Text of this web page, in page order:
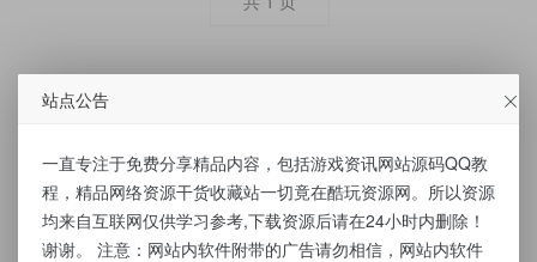
站点公告
一直专注于免费分享精品内容，包括游戏资讯网站源码QQ教
程，精品网络资源干货收藏站一切竟在酷玩资源网。所以资源
均来自互联网仅供学习参考,下载资源后请在24小时内删除！
谢谢。 注意：网站内软件附带的广告请勿相信，网站内软件